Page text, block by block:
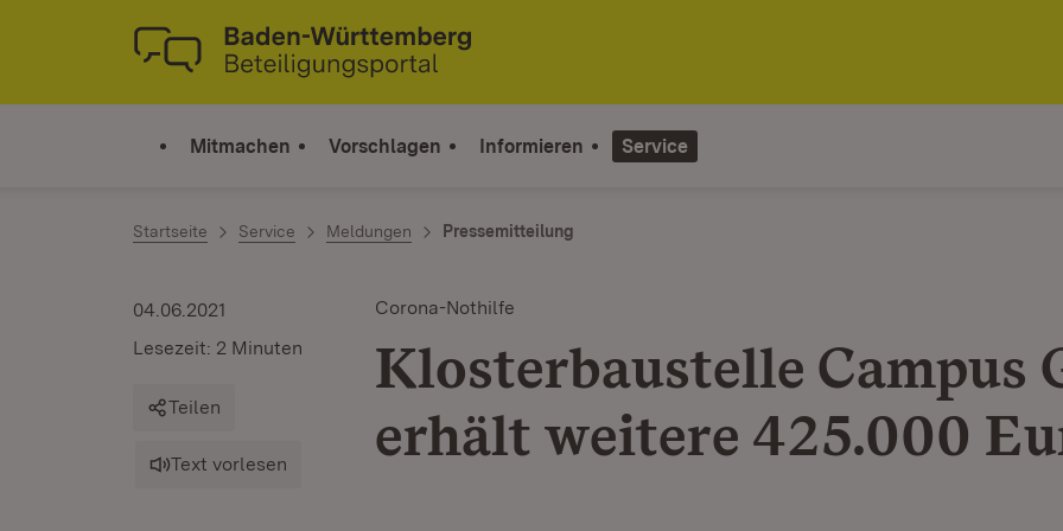
Zum Inhalt springen
Link zur Startseite
Mitmachen Vorschlagen Informieren Service
Startseite Service Meldungen Pressemitteilung
Corona-Nothilfe
Klosterbaustelle Campus
erhält weitere 425.000
04.06.2021
Lesezeit: 2 Minuten
Teilen
Text vorlesen